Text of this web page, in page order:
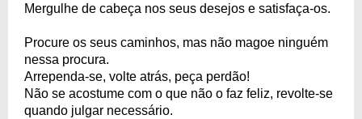
Mergulhe de cabeça nos seus desejos e satisfaça-os.
Procure os seus caminhos, mas não magoe ninguém
nessa procura.
Arrependa-se, volte atrás, peça perdão!
Não se acostume com o que não o faz feliz, revolte-se
quando julgar necessário.